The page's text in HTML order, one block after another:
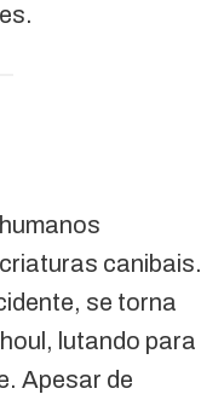
canibais.
se torna
lutando para
Apesar de